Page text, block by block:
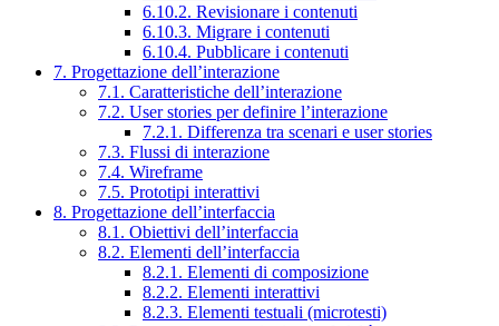
6.10.2. Revisionare i contenuti
6.10.3. Migrare i contenuti
6.10.4. Pubblicare i contenuti
7. Progettazione dell’interazione
7.1. Caratteristiche dell’interazione
7.2. User stories per definire l’interazione
7.2.1. Differenza tra scenari e user stories
7.3. Flussi di interazione
7.4. Wireframe
7.5. Prototipi interattivi
8. Progettazione dell’interfaccia
8.1. Obiettivi dell’interfaccia
8.2. Elementi dell’interfaccia
8.2.1. Elementi di composizione
8.2.2. Elementi interattivi
8.2.3. Elementi testuali (microtesti)